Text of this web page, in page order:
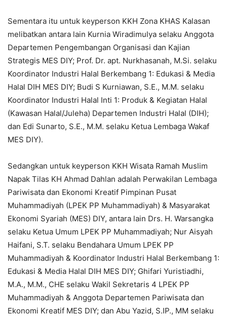
Sementara itu untuk keyperson KKH Zona KHAS Kalasan
melibatkan antara lain Kurnia Wiradimulya selaku Anggota
Departemen Pengembangan Organisasi dan Kajian
Strategis MES DIY; Prof. Dr. apt. Nurkhasanah, M.Si. selaku
Koordinator Industri Halal Berkembang 1: Edukasi & Media
Halal DIH MES DIY; Budi S Kurniawan, S.E., M.M. selaku
Koordinator Industri Halal Inti 1: Produk & Kegiatan Halal
(Kawasan Halal/Juleha) Departemen Industri Halal (DIH);
dan Edi Sunarto, S.E., M.M. selaku Ketua Lembaga Wakaf
MES DIY).
Sedangkan untuk keyperson KKH Wisata Ramah Muslim
Napak Tilas KH Ahmad Dahlan adalah Perwakilan Lembaga
Pariwisata dan Ekonomi Kreatif Pimpinan Pusat
Muhammadiyah (LPEK PP Muhammadiyah) & Masyarakat
Ekonomi Syariah (MES) DIY, antara lain Drs. H. Warsangka
selaku Ketua Umum LPEK PP Muhammadiyah; Nur Aisyah
Haifani, S.T. selaku Bendahara Umum LPEK PP
Muhammadiyah & Koordinator Industri Halal Berkembang 1:
Edukasi & Media Halal DIH MES DIY; Ghifari Yuristiadhi,
M.A., M.M., CHE selaku Wakil Sekretaris 4 LPEK PP
Muhammadiyah & Anggota Departemen Pariwisata dan
Ekonomi Kreatif MES DIY; dan Abu Yazid, S.IP., MM selaku